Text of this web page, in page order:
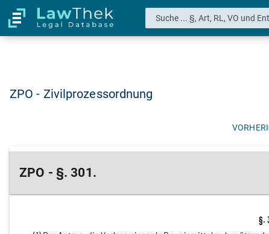
ZPO - Zivilprozessordnung
ZPO - §. 301.
§.